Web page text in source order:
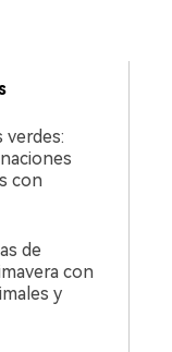
verdes:
con
de
con
y